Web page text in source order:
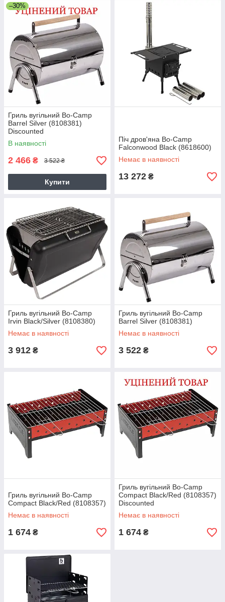
–30%
Гриль вугільний Bo-Camp
Barrel Silver (8108381)
Discounted
В наявності
2 466 ₴ 3 522 ₴
Купити
Піч дров'яна Bo-Camp
Falconwood Black (8618600)
Немає в наявності
13 272 ₴
Гриль вугільний Bo-Camp
Irvin Black/Silver (8108380)
Немає в наявності
3 912 ₴
Гриль вугільний Bo-Camp
Barrel Silver (8108381)
Немає в наявності
3 522 ₴
Гриль вугільний Bo-Camp
Compact Black/Red (8108357)
Немає в наявності
1 674 ₴
Гриль вугільний Bo-Camp
Compact Black/Red (8108357)
Discounted
Немає в наявності
1 674 ₴